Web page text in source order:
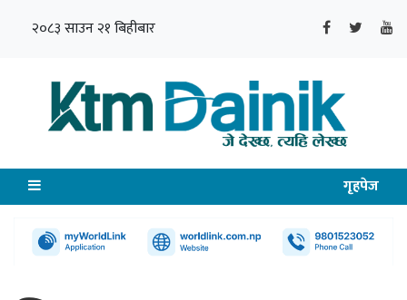
२०८३ साउन २१ बिहीबार
गृहपेज